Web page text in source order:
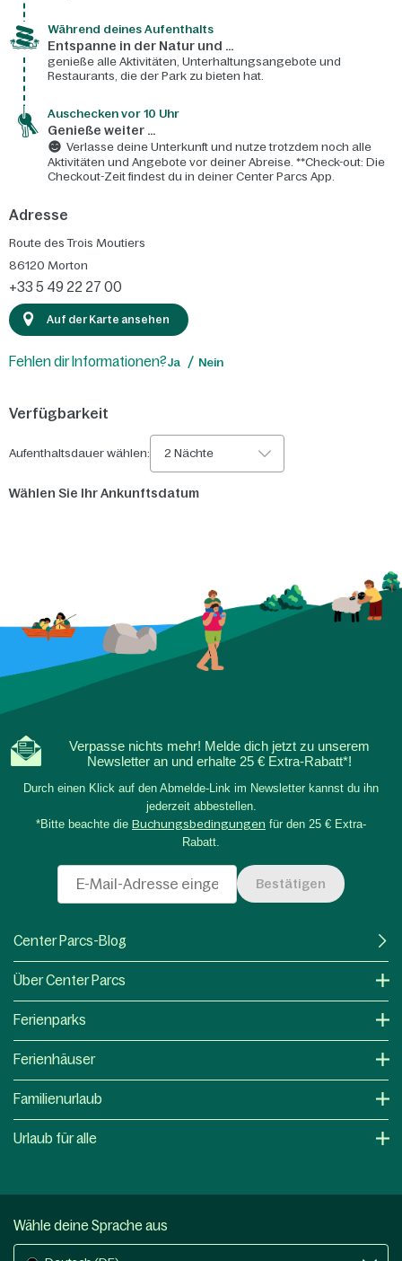
Während deines Aufenthalts
Entspanne in der Natur und ...
genieße alle Aktivitäten, Unterhaltungsangebote und
Restaurants, die der Park zu bieten hat.
Auschecken vor 10 Uhr
Genieße weiter ...
Verlasse deine Unterkunft und nutze trotzdem noch alle
Aktivitäten und Angebote vor deiner Abreise. **Check-out: Die
Checkout-Zeit findest du in deiner Center Parcs App.
Adresse
Route des Trois Moutiers
86120 Morton
+33 5 49 22 27 00
Auf der Karte ansehen
Fehlen dir Informationen?Ja Nein
Verfügbarkeit
Aufenthaltsdauer wählen: 2 Nächte
Wählen Sie Ihr Ankunftsdatum
Verpasse nichts mehr! Melde dich jetzt zu unserem
Newsletter an und erhalte 25 € Extra-Rabatt*!
Durch einen Klick auf den Abmelde-Link im Newsletter kannst du ihn
jederzeit abbestellen.
*Bitte beachte die Buchungsbedingungen für den 25 € Extra-
Rabatt.
Bestätigen
Center Parcs-Blog
Über Center Parcs
Ferienparks
Ferienhäuser
Familienurlaub
Urlaub für alle
Wähle deine Sprache aus